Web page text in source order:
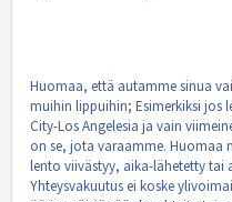
Huomaa, että autamme sinua
muihin lippuihin; Esimerkiksi jos
City-Los Angelesia ja vain
on se, jota varaamme. Huomaa
lento viivästyy, aika-lähetetty tai
Yhteysvakuutus ei koske